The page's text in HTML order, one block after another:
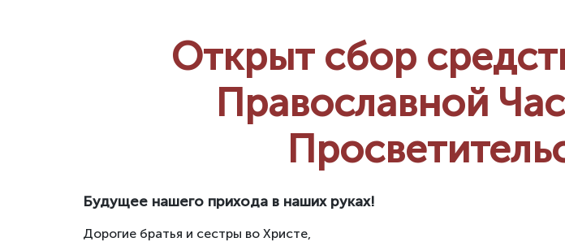
Открыт сбор
Православной
Будущее нашего прихода в наших руках!
Дорогие братья и сестры во Христе,